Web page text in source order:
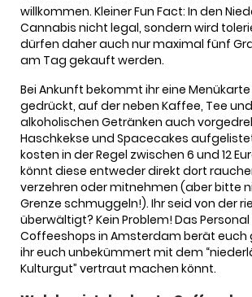
willkommen. Kleiner Fun Fact: In den
Cannabis nicht legal, sondern wird
dürfen daher auch nur maximal fünf
am Tag gekauft werden.
Bei Ankunft bekommt ihr eine
gedrückt, auf der neben Kaffee, Tee
alkoholischen Getränken auch
Haschkekse und Spacecakes
kosten in der Regel zwischen 6 und 12
könnt diese entweder direkt dort
verzehren oder mitnehmen (aber bitte
Grenze schmuggeln!). Ihr seid von der
überwältigt? Kein Problem! Das Personal
Coffeeshops in Amsterdam berät euch
ihr euch unbekümmert mit dem
Kulturgut” vertraut machen könnt.